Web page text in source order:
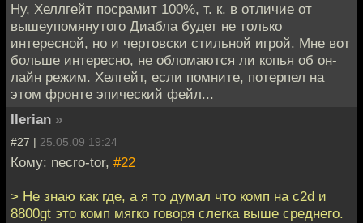
Ну, Хеллгейт посрамит 100%, т. к. в отличие от
вышеупомянутого Диабла будет не только
интересной, но и чертовски стильной игрой. Мне вот
больше интересно, не обломаются ли копья об он-
лайн режим. Хелгейт, если помните, потерпел на
этом фронте эпический фейл...
Ilerian »
#27 | 25.05.09 19:24
Кому: necro-tor, #22
> Не знаю как где, а я то думал что комп на c2d и
8800gt это комп мягко говоря слегка выше среднего.